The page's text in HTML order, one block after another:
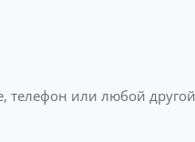
телефон или любой